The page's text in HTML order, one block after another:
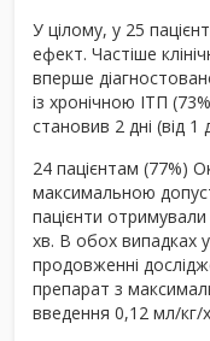
У цілому, у 25
ефект. Частіше
вперше
із хронічною ІТП
становив 2 дні (від 1
24 пацієнтам (77%)
максимальною
пацієнти
хв. В обох випадках
продовженні
препарат з
введення 0,12 мл/кг/